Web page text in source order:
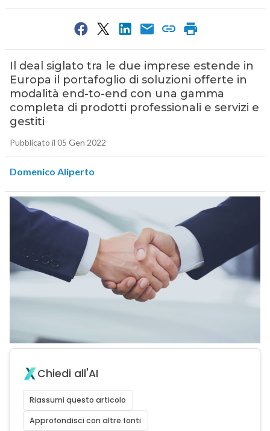
Il deal siglato tra le due imprese estende in
Europa il portafoglio di soluzioni offerte in
modalità end-to-end con una gamma
completa di prodotti professionali e servizi e
gestiti
Pubblicato il 05 Gen 2022
Domenico Aliperto
Chiedi all'AI
Riassumi questo articolo
Approfondisci con altre fonti